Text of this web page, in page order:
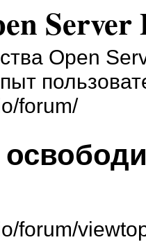
Server
Open
forum/
forum/